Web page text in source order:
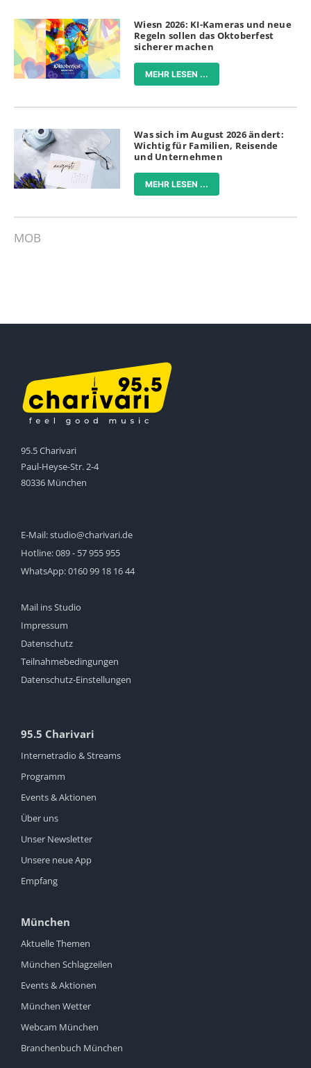
Wiesn 2026: KI-Kameras und neue
Regeln sollen das Oktoberfest
sicherer machen
MEHR LESEN ...
Was sich im August 2026 ändert:
Wichtig für Familien, Reisende
und Unternehmen
MEHR LESEN ...
MOB
95.5 Charivari
Paul-Heyse-Str. 2-4
80336 München
E-Mail:studio@charivari.de
Hotline:089 - 57 955 955
WhatsApp:0160 99 18 16 44
Mail ins Studio
Impressum
Datenschutz
Teilnahmebedingungen
Datenschutz-Einstellungen
95.5 Charivari
Internetradio & Streams
Programm
Events & Aktionen
Über uns
Unser Newsletter
Unsere neue App
Empfang
München
Aktuelle Themen
München Schlagzeilen
Events & Aktionen
München Wetter
Webcam München
Branchenbuch München